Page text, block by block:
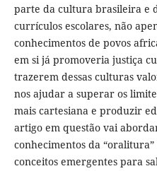
parte da cultura brasileira e
currículos escolares, não
conhecimentos de povos
em si já promoveria justiça
trazerem dessas culturas
nos ajudar a superar os
mais cartesiana e produzir
artigo em questão vai
conhecimentos da “oralitura”
conceitos emergentes para